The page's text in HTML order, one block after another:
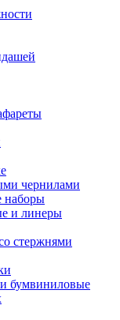
чернилами
наборы
и линеры
стержнями
бумвиниловые